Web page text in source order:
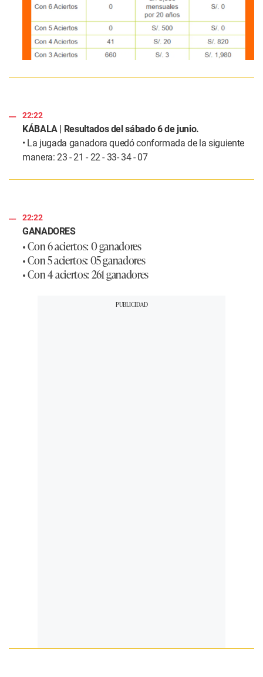
22:22
KÁBALA | Resultados del sábado 6 de junio.
• La jugada ganadora quedó conformada de la siguiente
manera: 23 - 21 - 22 - 33- 34 - 07
22:22
GANADORES
• Con 6 aciertos: 0 ganadores
• Con 5 aciertos: 05 ganadores
• Con 4 aciertos: 261 ganadores